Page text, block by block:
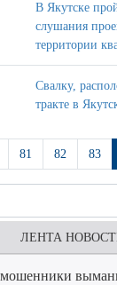
В Якутске
слушания
территории
Свалку,
тракте в
81 82 83
ЛЕНТА